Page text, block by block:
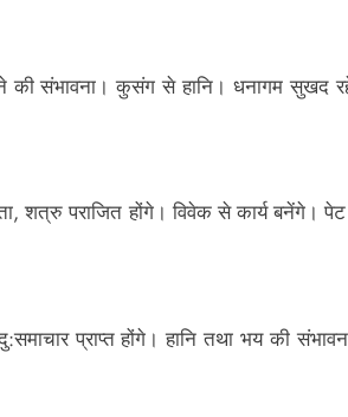
की संभावना। कुसंग से हानि। धनागम सुखद
शत्रु पराजित होंगे। विवेक से कार्य बनेंगे। पेट
प्राप्त होंगे। हानि तथा भय की